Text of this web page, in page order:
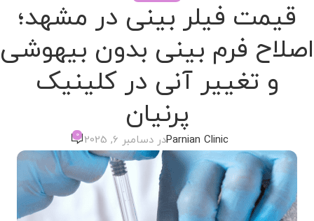
قیمت فیلر بینی در مشهد؛
اصلاح فرم بینی بدون بیهوشی
و تغییر آنی در کلینیک
پرنیان
Parnian Clinicدر دسامبر 6, 2025 0